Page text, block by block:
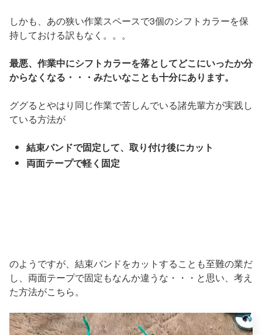
しかも、あの狭い作業スペースで3個のシフトカラーを保
持しておける訳もなく。。。
最悪、作業中にシフトカラーを落としてどこにいったか分
からなくなる・・・みたいなことも十分にあります。
ググるとやはり同じ作業で苦しんでいる諸先輩方が実践し
ている方法が
結束バンドで固定して、取り付け後にカット
両面テープで軽く固定
のようですが、結束バンドをカットすることも至難の業だ
し、両面テープで固定もなんか違うな・・・と思い、考え
た方法がこちら。